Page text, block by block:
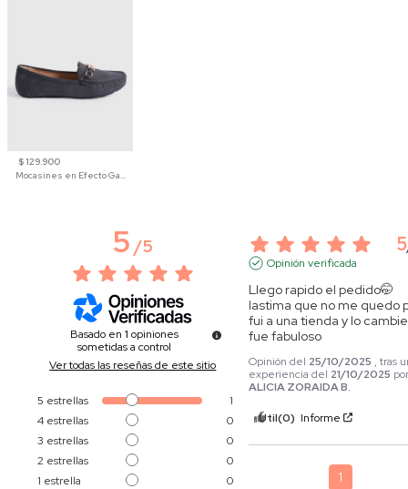
$ 129.900
Mocasines en Efecto Gamuzado Para Mujer
5/5
Basado en1 opiniones
sometidas a control
Ver todas las reseñas de este sitio
5 estrellas
1
4 estrellas
0
3 estrellas
0
2 estrellas
0
1 estrella 0
5
Opinión verificada
Llego rapido el pedido🤭
lastima que no me quedo
fui a una tienda y lo
fue fabuloso
Opinión del 25/10/2025 , tras
experiencia del 21/10/2025
ALICIA ZORAIDA B.
Útil(0) Informe
1